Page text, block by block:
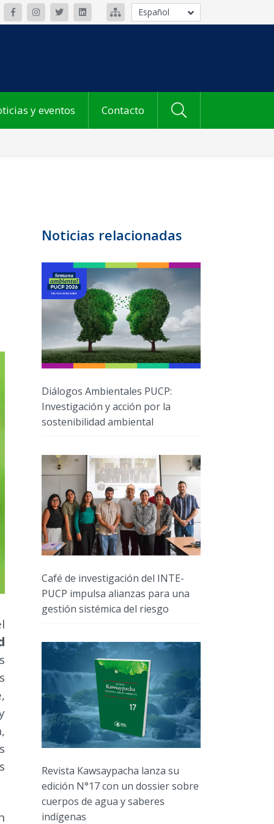
Español
y eventos Contacto
Noticias relacionadas
Diálogos Ambientales PUCP:
Investigación y acción por la
sostenibilidad ambiental
Café de investigación del INTE-
PUCP impulsa alianzas para una
gestión sistémica del riesgo
Revista Kawsaypacha lanza su
edición N°17 con un dossier sobre
cuerpos de agua y saberes
indígenas